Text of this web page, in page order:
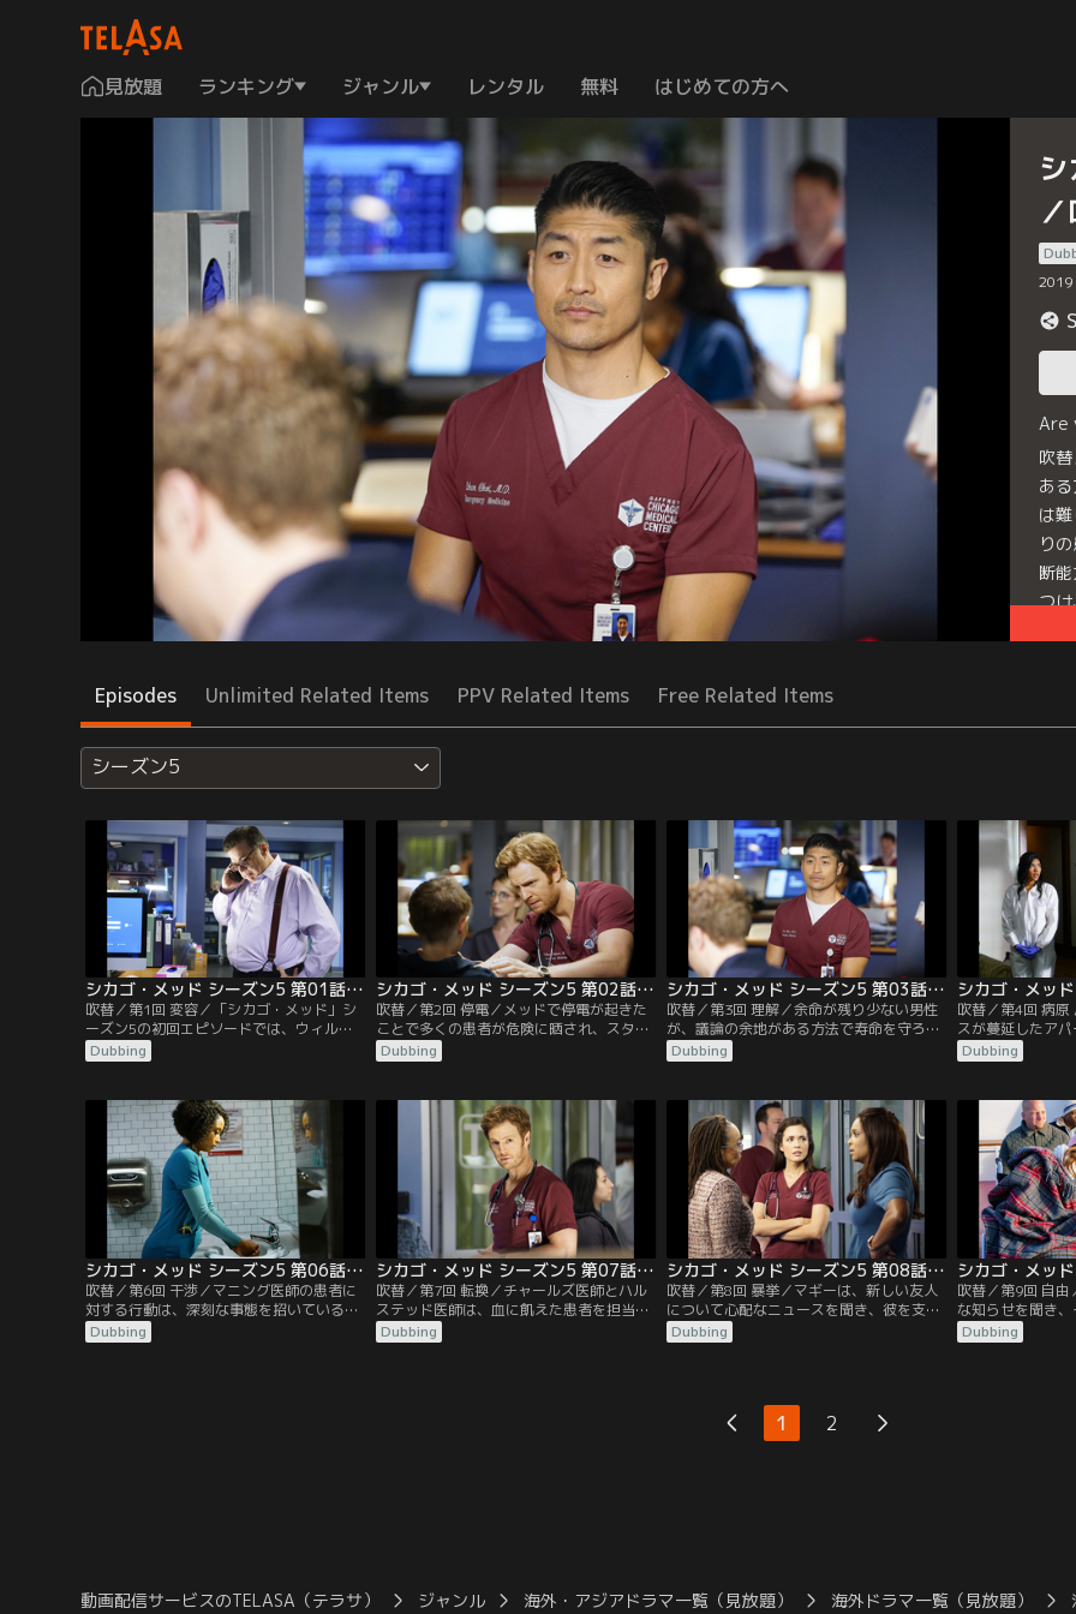
見放題 ランキング ジャンル レンタル 無料 はじめての方へ
2019
Are
吹
あ
は
り
断
つ
Episodes Unlimited Related Items PPV Related Items Free Related Items
シーズン5
シカゴ・メッド シーズン5 第01話／吹替
吹替／第1回 変容／「シカゴ・メッド」シ
ーズン5の初回エピソードでは、ウィルと
ナタリーが恐ろしい自動車事故の後遺症に
直面し、命がけの戦いを強いられることに
ーズの死についての調査が始まる。マギー
は生活が一変する知らせを受け取る。チャ
ールズ医師は新婚旅行を途中で切り上げ、
統合失調症の疑いがある若い患者を担当す
る。
Dubbing
シカゴ・メッド シーズン5 第02話／吹替
吹替／第2回 停電／メッドで停電が起きた
ことで多くの患者が危険に晒され、スタッ
フたちと熱心な医学生の腕が試される。ナ
タリーは頭部外傷から仕事に復帰。イーサ
について考える。
Dubbing
シカゴ・メッド シーズン5 第03話／吹替
吹替／第3回 理解／余命が残り少ない男性
が、議論の余地がある方法で寿命を守ろう
とし、チョイ医師とチャールズ医師は難し
い決断を迫られる。マルセル医師とエイプ
突し、ウィルはナタリーの判断能力に疑問
を呈す。シャロンが、マギーに補佐の看護
師をつけ、マギーは狼狽える。
Dubbing
吹替／第4回 病
スが蔓延したア
れる。シカゴ警
かりを追い、ウ
Dubbing
シカゴ・メッド シーズン5 第06話／吹替
吹替／第6回 干渉／マニング医師の患者に
対する行動は、深刻な事態を招いている。
エイプリルとノアは、暴漢に襲われて怪我
をした患者について意見が食い違う。チャ
Dubbing
シカゴ・メッド シーズン5 第07話／吹替
吹替／第7回 転換／チャールズ医師とハル
ステッド医師は、血に飢えた患者を担当す
る。マルセル医師とマギーは、病院のスタ
ッフを招いてザリガニパーティーを開く。
Dubbing
シカゴ・メッド シーズン5 第08話／吹替
吹替／第8回 暴挙／マギーは、新しい友人
について心配なニュースを聞き、彼を支え
るためにルールを破ってしまう。メッドの
仲間たちの一人である医者が、暴力を受け
票で治療方針を決めようとし、チャールズ
医師は決断を迫られる。
Dubbing
吹替／第9回 自
な知らせを聞き
になる。チャー
時期を目前に控
Dubbing
1 2
動画配信サービスのTELASA（テラサ） ジャンル 海外・アジアドラマ一覧（見放題） 海外ドラマ一覧（見放題）